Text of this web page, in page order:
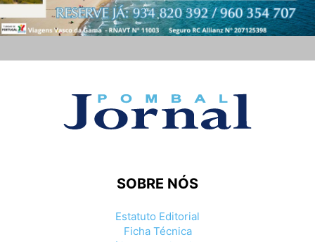
SOBRE NÓS
Estatuto Editorial
Ficha Técnica